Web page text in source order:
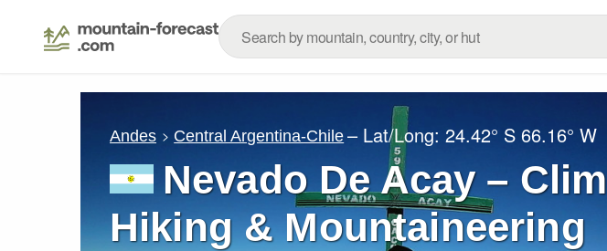
Andes Central Argentina-Chile – Lat/Long:24.42° S 66.16° W
Nevado De Acay –
Hiking & Mountaineering